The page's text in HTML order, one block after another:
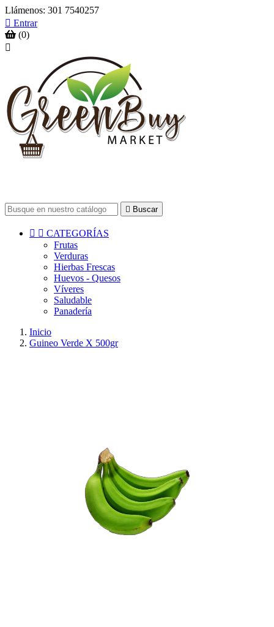
Llámenos: 301 7540257
 Entrar
(0)

 Buscar
  CATEGORÍAS
Frutas
Verduras
Hierbas Frescas
Huevos - Quesos
Víveres
Saludable
Panadería
Inicio
Guineo Verde X 500gr